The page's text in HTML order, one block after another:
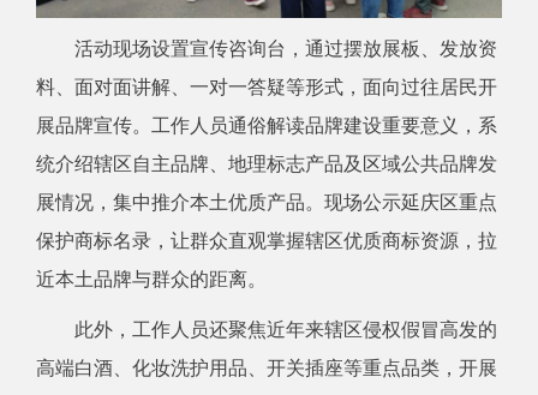
活动现场设置宣传咨询台，通过摆放展板、发放资
料、面对面讲解、一对一答疑等形式，面向过往居民开
展品牌宣传。工作人员通俗解读品牌建设重要意义，系
统介绍辖区自主品牌、地理标志产品及区域公共品牌发
展情况，集中推介本土优质产品。现场公示延庆区重点
保护商标名录，让群众直观掌握辖区优质商标资源，拉
近本土品牌与群众的距离。
此外，工作人员还聚焦近年来辖区侵权假冒高发的
高端白酒、化妆洗护用品、开关插座等重点品类，开展